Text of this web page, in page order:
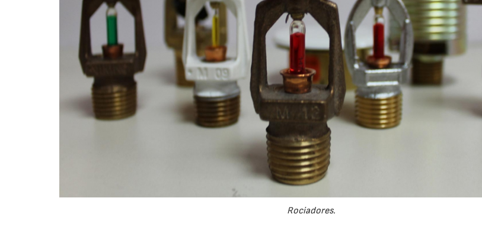
Rociadores.